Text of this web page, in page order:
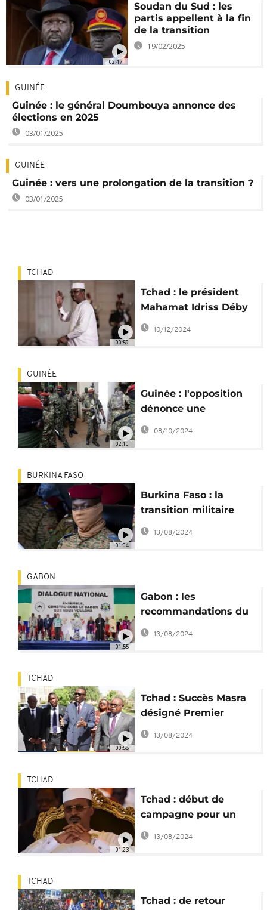
02:47
Soudan du Sud : les
partis appellent à la fin
de la transition
19/02/2025
GUINÉE
Guinée : le général Doumbouya annonce des
élections en 2025
03/01/2025
GUINÉE
Guinée : vers une prolongation de la transition ?
03/01/2025
00:59
TCHAD
Tchad : le président
Mahamat Idriss Déby
élevé au rang de
maréchal
10/12/2024
02:10
GUINÉE
Guinée : l'opposition
dénonce une
transition "sans fin"
08/10/2024
01:04
BURKINA FASO
Burkina Faso : la
transition militaire
prolongée de 5 ans
13/08/2024
01:55
GABON
Gabon : les
recommandations du
dialogue national
13/08/2024
00:58
TCHAD
Tchad : Succès Masra
désigné Premier
ministre de la
transition
13/08/2024
01:23
TCHAD
Tchad : début de
campagne pour un
référendum
13/08/2024
TCHAD
Tchad : de retour